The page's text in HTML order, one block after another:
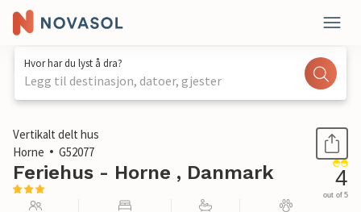
Hvor har du lyst å dra?
Legg til destinasjon, datoer, gjester
1 / 23
Vertikalt delt hus
Horne
G52077
Feriehus - Horne , Danmark 4
out of 5